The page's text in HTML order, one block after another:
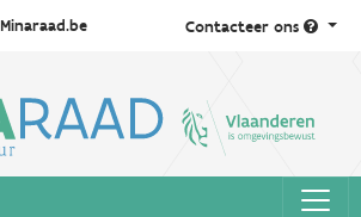
Minaraad.be Contacteer ons